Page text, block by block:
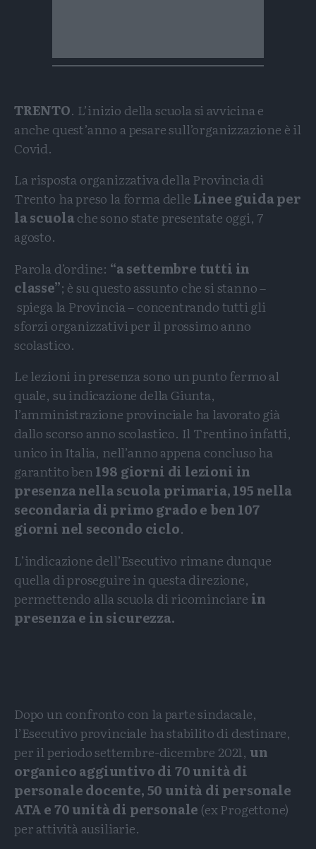
TRENTO. L’inizio della scuola si avvicina e
anche quest’anno a pesare sull’organizzazione è il
Covid.
La risposta organizzativa della Provincia di
Trento ha preso la forma delleLinee guida per
la scuolache sono state presentate oggi, 7
agosto.
Parola d’ordine: “a settembre tutti in
classe”; è su questo assunto che si stanno –
spiega la Provincia – concentrando tutti gli
sforzi organizzativi per il prossimo anno
scolastico.
Le lezioni in presenza sono un punto fermo al
quale, su indicazione della Giunta,
l’amministrazione provinciale ha lavorato già
dallo scorso anno scolastico. Il Trentino infatti,
unico in Italia, nell’anno appena concluso ha
garantito ben198 giorni di lezioni in
presenza nella scuola primaria, 195 nella
secondaria di primo grado e ben 107
giorni nel secondo ciclo.
L’indicazione dell’Esecutivo rimane dunque
quella di proseguire in questa direzione,
permettendo alla scuola di ricominciare in
presenza e in sicurezza.
Dopo un confronto con la parte sindacale,
l’Esecutivo provinciale ha stabilito di destinare,
per il periodo settembre-dicembre 2021, un
organico aggiuntivo di 70 unità di
personale docente, 50 unità di personale
ATA e 70 unità di personale (ex Progettone)
per attività ausiliarie.